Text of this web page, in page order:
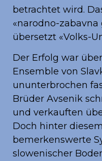
betrachtet wird.
«narodno-zabavna
übersetzt «Volks-
Der Erfolg war
Ensemble von
ununterbrochen
Brüder Avsenik
und verkauften
Doch hinter
bemerkenswerte
slowenischer